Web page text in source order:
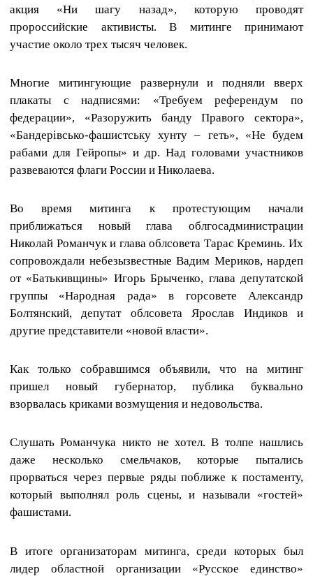
акция «Ни шагу назад», которую проводят
пророссийские активисты. В митинге принимают
участие около трех тысяч человек.
Многие митингующие развернули и подняли вверх
плакаты с надписями: «Требуем референдум по
федерации», «Разоружить банду Правого сектора»,
«Бандерівсько-фашистську хунту – геть», «Не будем
рабами для Гейропы» и др. Над головами участников
развеваются флаги России и Николаева.
Во время митинга к протестующим начали
приближаться новый глава облгосадминистрации
Николай Романчук и глава облсовета Тарас Креминь. Их
сопровождали небезызвестные Вадим Мериков, нардеп
от «Батькивщины» Игорь Брыченко, глава депутатской
группы «Народная рада» в горсовете Александр
Болтянский, депутат облсовета Ярослав Индиков и
другие представители «новой власти».
Как только собравшимся объявили, что на митинг
пришел новый губернатор, публика буквально
взорвалась криками возмущения и недовольства.
Слушать Романчука никто не хотел. В толпе нашлись
даже несколько смельчаков, которые пытались
прорваться через первые ряды поближе к постаменту,
который выполнял роль сцены, и называли «гостей»
фашистами.
В итоге организаторам митинга, среди которых был
лидер областной организации «Русское единство»